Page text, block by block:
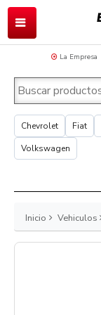
La Empresa
Chevrolet Fiat
Volkswagen
Inicio Vehiculos